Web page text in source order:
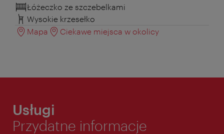
Łóżeczko ze szczebelkami
Wysokie krzesełko
Mapa
Ciekawe miejsca w okolicy
Usługi
Przydatne informacje